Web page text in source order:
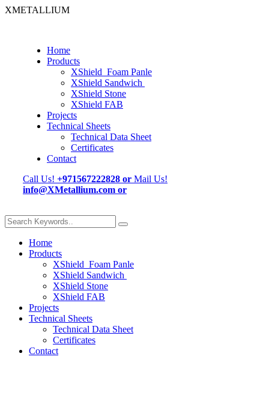
XMETALLIUM
Home
Products
XShield Foam Panle
XShield Sandwich
XShield Stone
XShield FAB
Projects
Technical Sheets
Technical Data Sheet
Certificates
Contact
Call Us! +971567222828 or Mail Us!
info@XMetallium.com or
Home
Products
XShield Foam Panle
XShield Sandwich
XShield Stone
XShield FAB
Projects
Technical Sheets
Technical Data Sheet
Certificates
Contact